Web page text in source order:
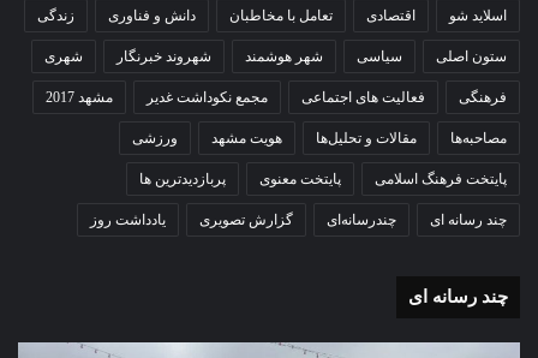
حضور دارند.
Te
le
gr
a
m
W
ha
ts
A
pp
Pr
tF
ri
en
C
op
y
Li
nk
bo
ok
T
wi
tte
r
E
ail
sa
Li
ne
S
ky
pe
W
e
ha
t
تر
ا
علی ربیعی
اسلاید شو اقتصادی تعامل با مخاطبان دانش و فناوری زندگی
ستون اصلی سیاسی شهر هوشمند شهروند خبرنگار شهری
فرهنگی فعالیت های اجتماعی مجمع نکوداشت غدیر مشهد 2017
مصاحبه‌ها مقالات و تحلیل‌ها هویت مشهد ورزشی
پایتخت فرهنگ اسلامی پایتخت معنوی پربازدیدترین ها
چند رسانه ای چندرسانه‌ای گزارش تصویری یادداشت روز
چند رسانه ای